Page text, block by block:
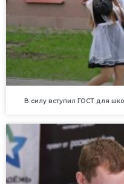
В силу вступил ГОСТ для